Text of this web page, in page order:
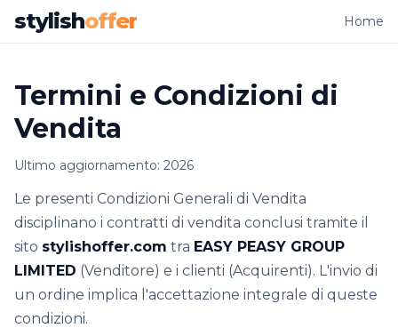
stylishoffer Home
Termini e Condizioni di
Vendita
Ultimo aggiornamento: 2026
Le presenti Condizioni Generali di Vendita
disciplinano i contratti di vendita conclusi tramite il
sito stylishoffer.com tra EASY PEASY GROUP
LIMITED (Venditore) e i clienti (Acquirenti). L'invio di
un ordine implica l'accettazione integrale di queste
condizioni.